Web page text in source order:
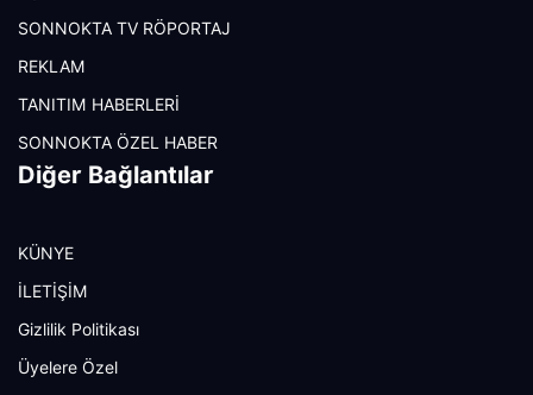
SONNOKTA TV RÖPORTAJ
REKLAM
TANITIM HABERLERİ
SONNOKTA ÖZEL HABER
Diğer Bağlantılar
KÜNYE
İLETİŞİM
Gizlilik Politikası
Üyelere Özel